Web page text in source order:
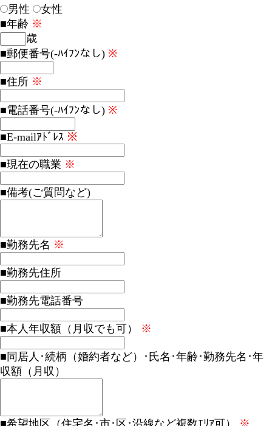
男性
女性
■年齢 ※
歳
■郵便番号(-ﾊｲﾌﾝなし) ※
■住所 ※
■電話番号(-ﾊｲﾌﾝなし) ※
■E-mailｱﾄﾞﾚｽ ※
■現在の職業 ※
■備考(ご質問など)
■勤務先名 ※
■勤務先住所
■勤務先電話番号
■本人年収額（月収でも可） ※
■同居人･続柄（婚約者など）･氏名･年齢･勤務先名･年
収額（月収）
■希望地区（住宅名･市･区･沿線など複数ｴﾘｱ可） ※